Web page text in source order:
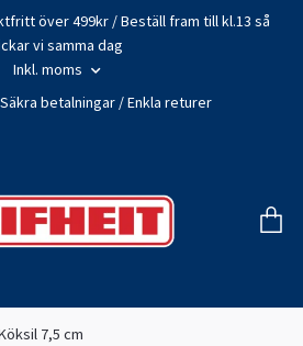
över 499kr / Beställ fram till kl.13 så
vi samma dag
Inkl. moms
betalningar / Enkla returer
7,5 cm